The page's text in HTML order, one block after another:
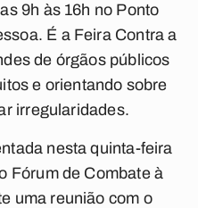
9h às 16h no Ponto
É a Feira Contra a
de órgãos públicos
e orientando sobre
irregularidades.
nesta quinta-feira
Fórum de Combate à
uma reunião com o